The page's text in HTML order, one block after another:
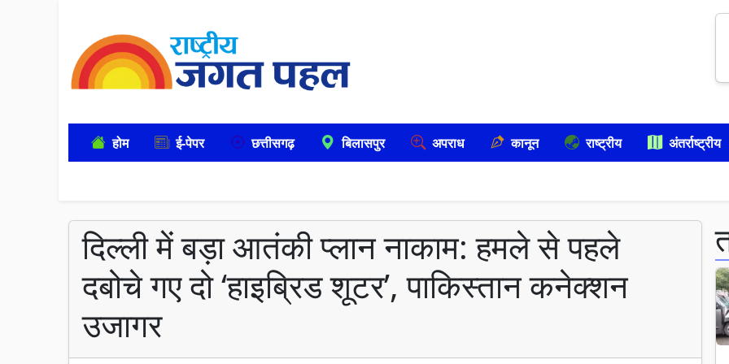
होम ई-पेपर छत्तीसगढ़ बिलासपुर अपराध कानून राष्ट्रीय अंतर्राष्ट्रीय
दिल्ली में बड़ा आतंकी प्लान नाकाम: हमले से पहले
दबोचे गए दो ‘हाइब्रिड शूटर’, पाकिस्तान कनेक्शन
उजागर